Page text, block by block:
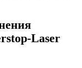
Laser